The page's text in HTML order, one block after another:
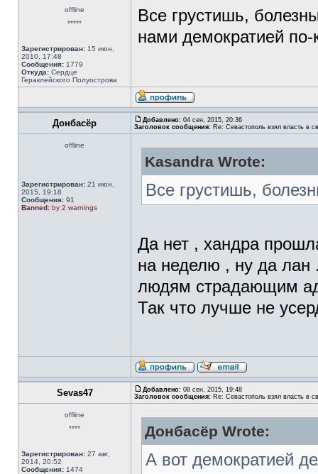
offline
*****
Зарегистрирован: 15 июн,
2010, 17:48
Сообщения: 1779
Откуда: Сердце
Гераклейского Полуострова
Все грустишь,
нами демократией по-
Донбасёр Добавлено: 04 сен, 2015, 20:36
Заголовок сообщения: Re: Севастополь взял власть в
offline
Зарегистрирован: 21 июн,
2015, 19:18
Сообщения: 91
Banned: by 2 warnings
Kasandra Wrote:
Все грустишь,
Да нет , хандра
на неделю , ну да лан
людям страдающим
Так что лучше не
Sevas47 Добавлено: 08 сен, 2015, 19:48
Заголовок сообщения: Re: Севастополь взял власть в
offline
****
Зарегистрирован: 27 авг,
2014, 20:52
Сообщения: 1474
Донбасёр Wrote:
А вот демократией